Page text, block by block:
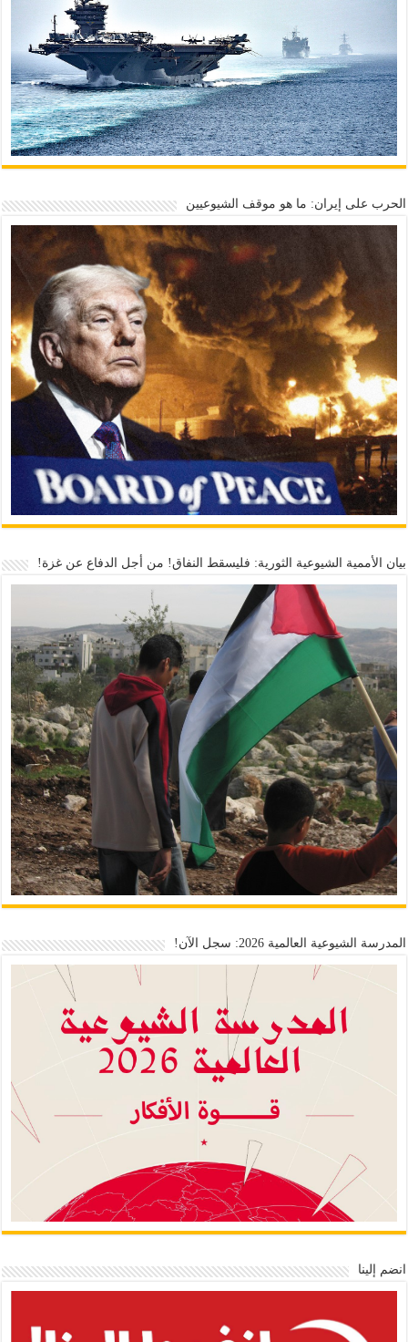
الحرب على إيران: ما هو موقف الشيوعيين
بيان الأممية الشيوعية الثورية: فليسقط النفاق! من أجل الدفاع عن غزة!
المدرسة الشيوعية العالمية 2026: سجل الآن!
انضم إلينا